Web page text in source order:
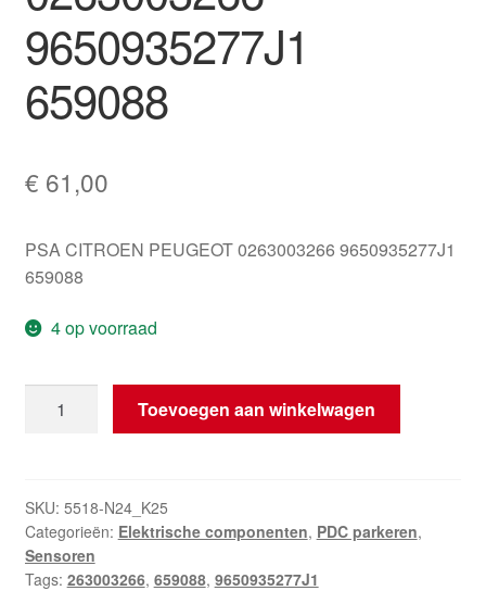
9650935277J1
659088
€ 61,00
PSA CITROEN PEUGEOT 0263003266 9650935277J1
659088
4 op voorraad
Bosch
659088
aantal
Toevoegen aan winkelwagen
SKU: 5518-N24_K25
Categorieën: Elektrische componenten, PDC parkeren,
Sensoren
Tags: 263003266, 659088, 9650935277J1